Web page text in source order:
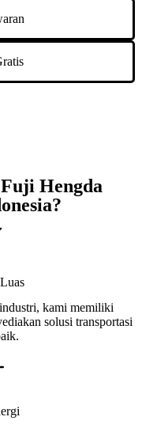
Hengda
kami memiliki
solusi transportasi